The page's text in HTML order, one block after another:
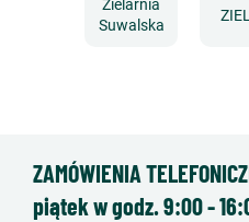
Zielarnia
Suwalska
ZAMÓWIENIA
piątek w godz. 9:00 -